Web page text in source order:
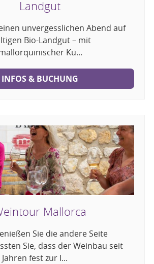
Landgut
unvergesslichen Abend auf
Bio-Landgut – mit
Kü...
INFOS & BUCHUNG
Mallorca
Sie die andere Seite
Sie, dass der Weinbau seit
fest zur I...